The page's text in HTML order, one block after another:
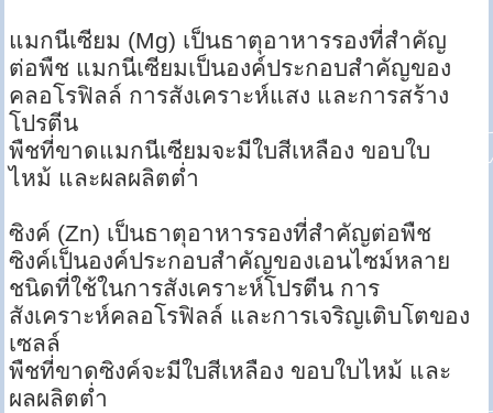
แมกนีเซียม (Mg) เป็นธาตุอาหารรองที่สำคัญ
ต่อพืช แมกนีเซียมเป็นองค์ประกอบสำคัญของ
คลอโรฟิลล์ การสังเคราะห์แสง และการสร้าง
โปรตีน
พืชที่ขาดแมกนีเซียมจะมีใบสีเหลือง ขอบใบ
ไหม้ และผลผลิตต่ำ
ซิงค์ (Zn) เป็นธาตุอาหารรองที่สำคัญต่อพืช
ซิงค์เป็นองค์ประกอบสำคัญของเอนไซม์หลาย
ชนิดที่ใช้ในการสังเคราะห์โปรตีน การ
สังเคราะห์คลอโรฟิลล์ และการเจริญเติบโตของ
เซลล์
พืชที่ขาดซิงค์จะมีใบสีเหลือง ขอบใบไหม้ และ
ผลผลิตต่ำ